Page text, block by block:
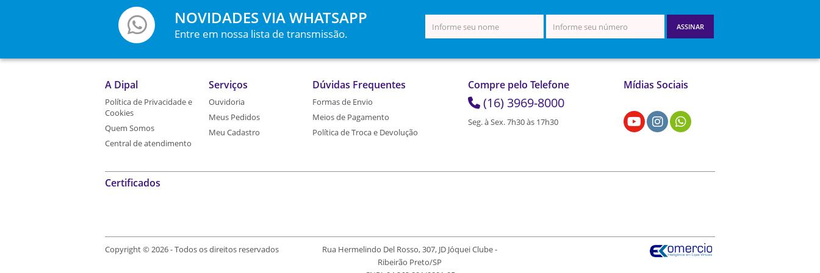
NOVIDADES VIA WHATSAPP
Entre em nossa lista de transmissão.
ASSINAR
A Dipal
Política de Privacidade e
Cookies
Quem Somos
Central de atendimento
Serviços
Ouvidoria
Meus Pedidos
Meu Cadastro
Dúvidas Frequentes
Formas de Envio
Meios de Pagamento
Política de Troca e Devolução
Compre pelo Telefone
(16) 3969-8000
Seg. à Sex. 7h30 às 17h30
Mídias Sociais
Certificados
Copyright © 2026 - Todos os direitos reservados
Rua Hermelindo Del Rosso, 307, JD Jóquei Clube -
Ribeirão Preto/SP